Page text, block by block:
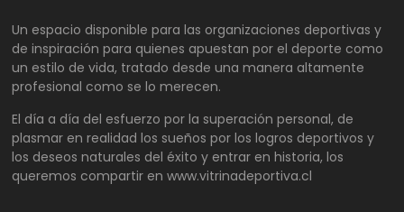
Un espacio disponible para las organizaciones deportivas y
de inspiración para quienes apuestan por el deporte como
un estilo de vida, tratado desde una manera altamente
profesional como se lo merecen.
El día a día del esfuerzo por la superación personal, de
plasmar en realidad los sueños por los logros deportivos y
los deseos naturales del éxito y entrar en historia, los
queremos compartir en www.vitrinadeportiva.cl